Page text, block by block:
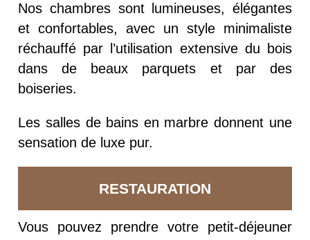
Nos chambres sont lumineuses, élégantes
et confortables, avec un style minimaliste
réchauffé par l’utilisation extensive du bois
dans de beaux parquets et par des
boiseries.
Les salles de bains en marbre donnent une
sensation de luxe pur.
RESTAURATION
Vous pouvez prendre votre petit-déjeuner